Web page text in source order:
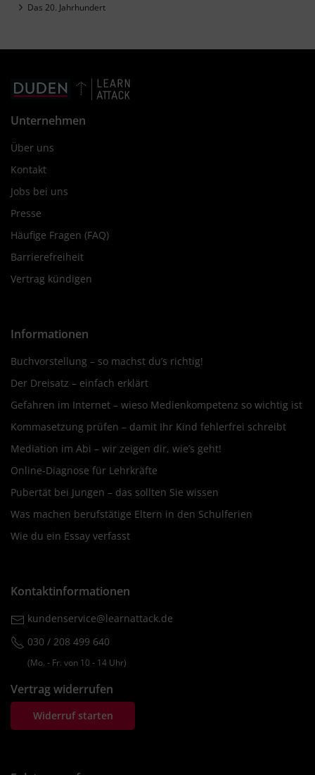
Das 20. Jahrhundert
Unternehmen
Über uns
Kontakt
Jobs bei uns
Presse
Häufige Fragen (FAQ)
Barrierefreiheit
Vertrag kündigen
Informationen
Buchvorstellung – so machst du’s richtig!
Der Dreisatz – einfach erklärt
Gefahren im Internet – wieso Medienkompetenz so wichtig ist
Kommasetzung prüfen – damit Ihr Kind fehlerfrei schreibt
Mediation im Abi – wir zeigen dir, wie’s geht!
Online-Diagnose für Lehrkräfte
Pubertät bei Jungen – das sollten Sie wissen
Was machen berufstätige Eltern in den Schulferien
Wie du ein Essay verfasst
Kontaktinformationen
kundenservice@learnattack.de
030 / 208 499 640
(Mo. ‐ Fr. von 10 ‐ 14 Uhr)
Vertrag widerrufen
Widerruf starten